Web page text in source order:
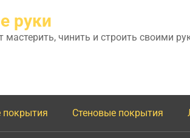
руки
мастерить, чинить и строить своими
Стеновые покрытия